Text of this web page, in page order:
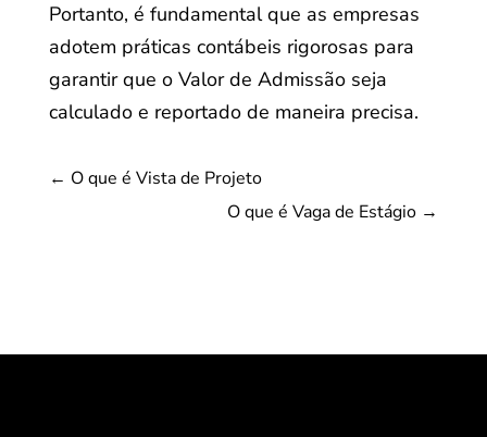
Portanto, é fundamental que as empresas
adotem práticas contábeis rigorosas para
garantir que o Valor de Admissão seja
calculado e reportado de maneira precisa.
← O que é Vista de Projeto
O que é Vaga de Estágio →